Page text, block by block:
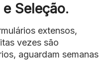
Seleção.
extensos,
vezes são
aguardam semanas